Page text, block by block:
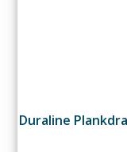
Duraline